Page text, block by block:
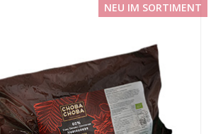
NEU IM SORTIMENT